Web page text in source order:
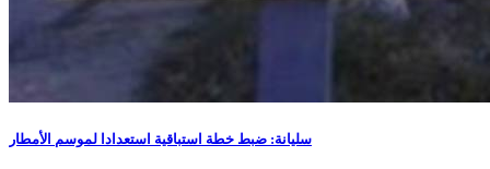
سليانة: ضبط خطة استباقية استعدادا لموسم الأمطار